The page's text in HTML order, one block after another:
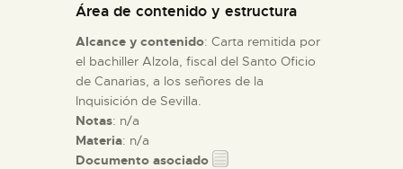
ESPAÑOL
Área de contenido y estructura
Alcance y contenido: Carta remitida por
el bachiller Alzola, fiscal del Santo Oficio
de Canarias, a los señores de la
Inquisición de Sevilla.
Notas: n/a
Materia: n/a
Documento asociado